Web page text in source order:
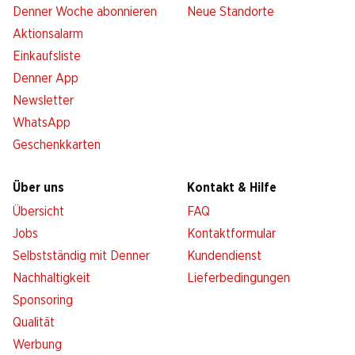
Denner Woche abonnieren
Aktionsalarm
Einkaufsliste
Denner App
Newsletter
WhatsApp
Geschenkkarten
Neue Standorte
Über uns
Übersicht
Jobs
Selbstständig mit Denner
Nachhaltigkeit
Sponsoring
Qualität
Werbung
Kontakt & Hilfe
FAQ
Kontaktformular
Kundendienst
Lieferbedingungen